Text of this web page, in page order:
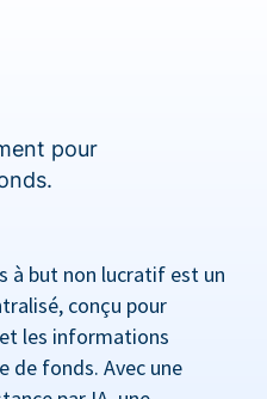
pour
à but non lucratif est un
conçu pour
les informations
de fonds. Avec une